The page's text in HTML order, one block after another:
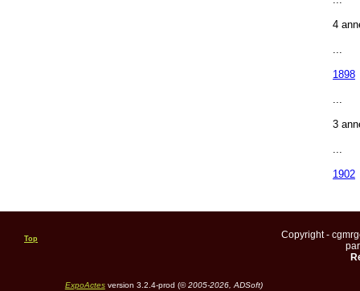
4
1898
3
1902
Top
Copyright -
ExpoActesversion 3.2.4-prod (©2005-2026, ADSoft)